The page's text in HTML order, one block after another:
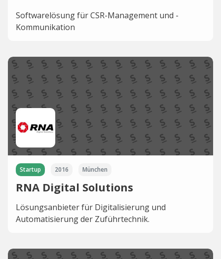
Softwarelösung für CSR-Management und -
Kommunikation
Startup 2016 München
RNA Digital Solutions
Lösungsanbieter für Digitalisierung und
Automatisierung der Zuführtechnik.